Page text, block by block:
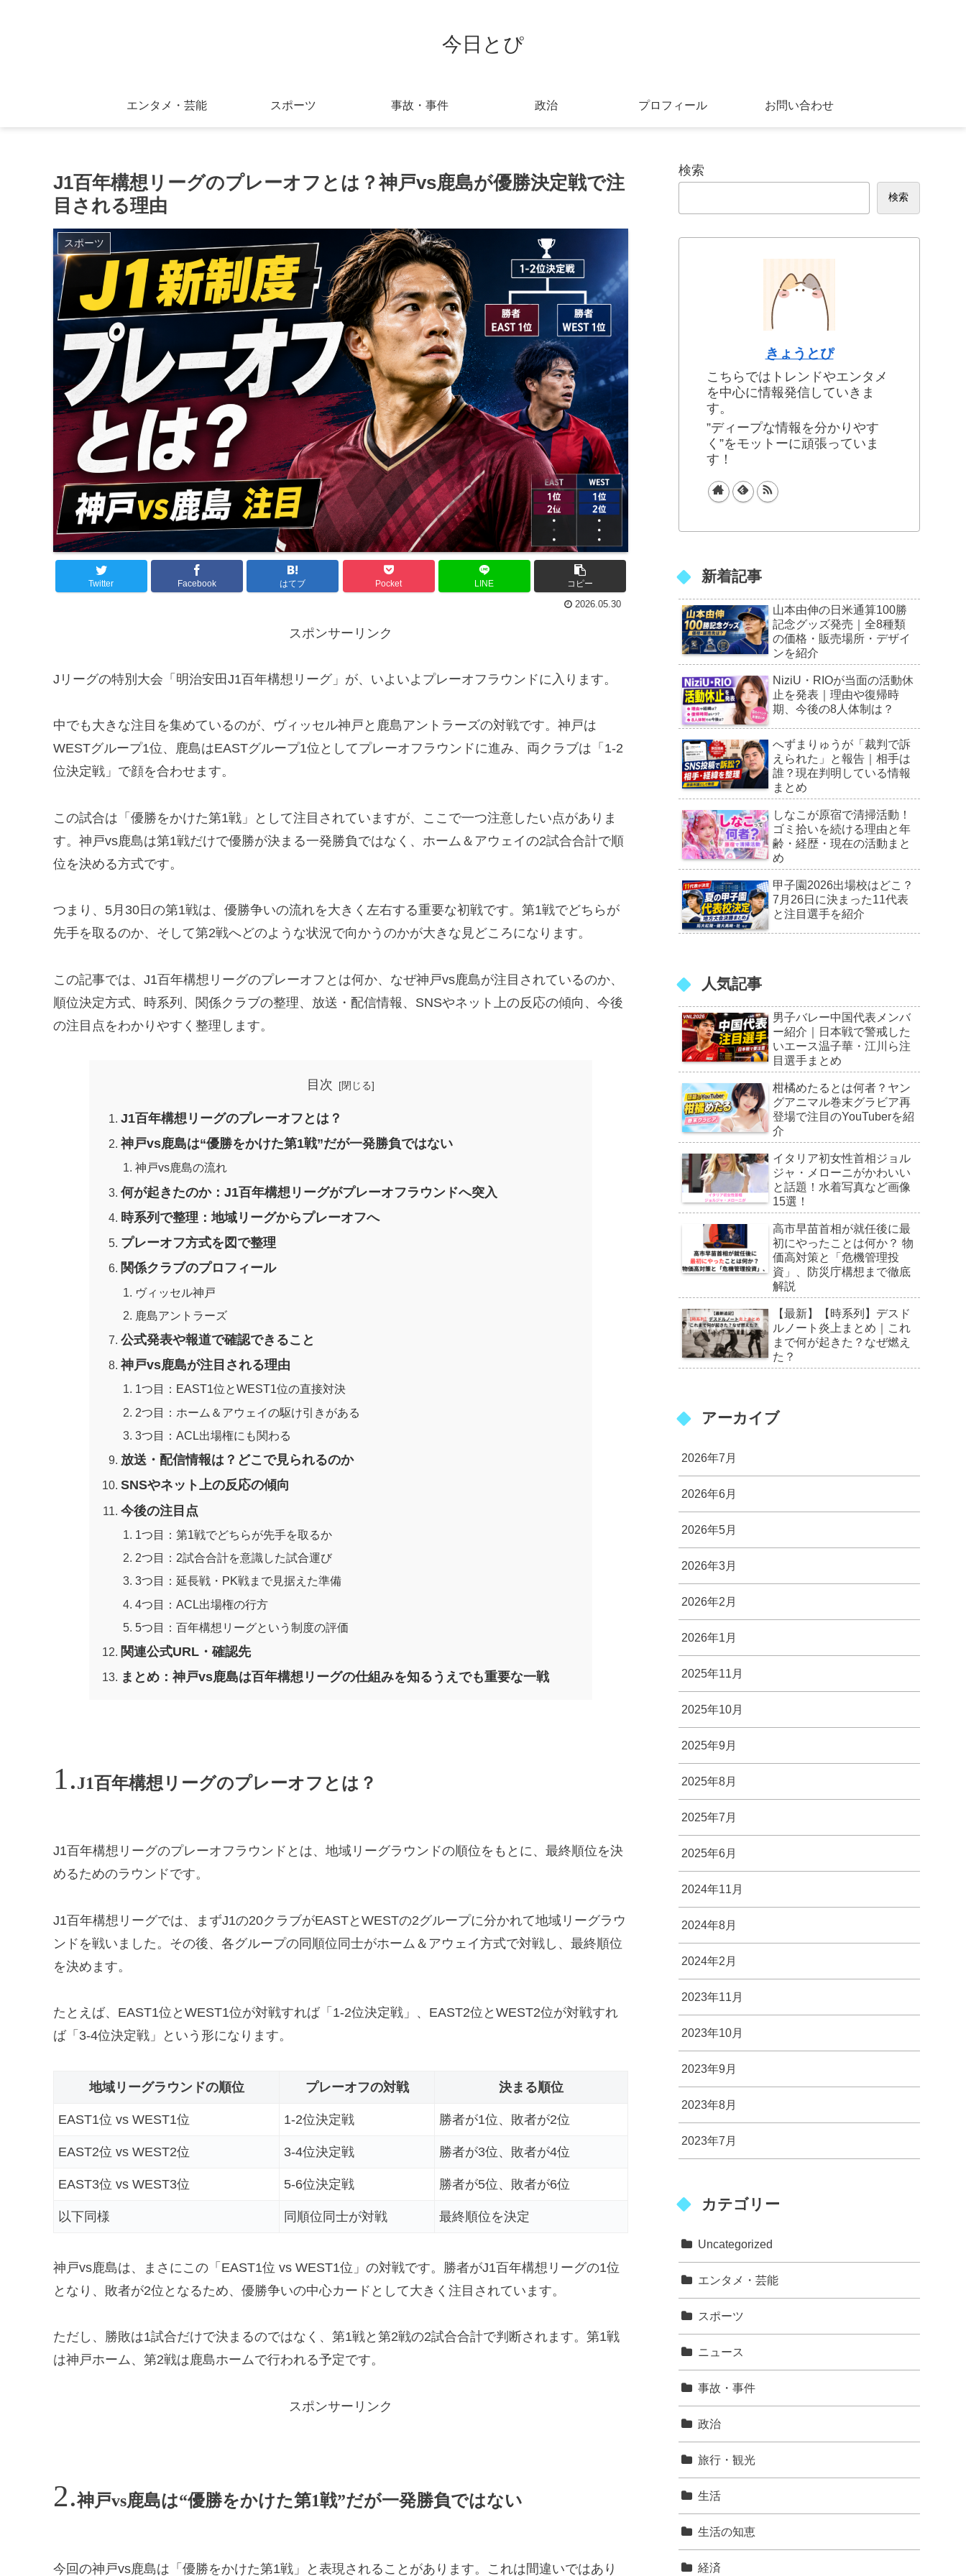
今日とぴ
エンタメ・芸能 スポーツ 事故・事件 政治 プロフィール お問い合わせ
J1百年構想リーグのプレーオフとは？神戸vs鹿島が優勝決定戦で注
目される理由
スポーツ
Twitter Facebook はてブ Pocket LINE コピー
2026.05.30
スポンサーリンク
Jリーグの特別大会「明治安田J1百年構想リーグ」が、いよいよプレーオフラウンドに入ります。
中でも大きな注目を集めているのが、ヴィッセル神戸と鹿島アントラーズの対戦です。神戸は
WESTグループ1位、鹿島はEASTグループ1位としてプレーオフラウンドに進み、両クラブは「1-2
位決定戦」で顔を合わせます。
この試合は「優勝をかけた第1戦」として注目されていますが、ここで一つ注意したい点がありま
す。神戸vs鹿島は第1戦だけで優勝が決まる一発勝負ではなく、ホーム＆アウェイの2試合合計で順
位を決める方式です。
つまり、5月30日の第1戦は、優勝争いの流れを大きく左右する重要な初戦です。第1戦でどちらが
先手を取るのか、そして第2戦へどのような状況で向かうのかが大きな見どころになります。
この記事では、J1百年構想リーグのプレーオフとは何か、なぜ神戸vs鹿島が注目されているのか、
順位決定方式、時系列、関係クラブの整理、放送・配信情報、SNSやネット上の反応の傾向、今後
の注目点をわかりやすく整理します。
目次
J1百年構想リーグのプレーオフとは？
神戸vs鹿島は“優勝をかけた第1戦”だが一発勝負ではない
神戸vs鹿島の流れ
何が起きたのか：J1百年構想リーグがプレーオフラウンドへ突入
時系列で整理：地域リーグからプレーオフへ
プレーオフ方式を図で整理
関係クラブのプロフィール
ヴィッセル神戸
鹿島アントラーズ
公式発表や報道で確認できること
神戸vs鹿島が注目される理由
1つ目：EAST1位とWEST1位の直接対決
2つ目：ホーム＆アウェイの駆け引きがある
3つ目：ACL出場権にも関わる
放送・配信情報は？どこで見られるのか
SNSやネット上の反応の傾向
今後の注目点
1つ目：第1戦でどちらが先手を取るか
2つ目：2試合合計を意識した試合運び
3つ目：延長戦・PK戦まで見据えた準備
4つ目：ACL出場権の行方
5つ目：百年構想リーグという制度の評価
関連公式URL・確認先
まとめ：神戸vs鹿島は百年構想リーグの仕組みを知るうえでも重要な一戦
J1百年構想リーグのプレーオフとは？
J1百年構想リーグのプレーオフラウンドとは、地域リーグラウンドの順位をもとに、最終順位を決
めるためのラウンドです。
J1百年構想リーグでは、まずJ1の20クラブがEASTとWESTの2グループに分かれて地域リーグラウ
ンドを戦いました。その後、各グループの同順位同士がホーム＆アウェイ方式で対戦し、最終順位
を決めます。
たとえば、EAST1位とWEST1位が対戦すれば「1-2位決定戦」、EAST2位とWEST2位が対戦すれ
ば「3-4位決定戦」という形になります。
地域リーグラウンドの順位 プレーオフの対戦 決まる順位
EAST1位 vs WEST1位 1-2位決定戦 勝者が1位、敗者が2位
EAST2位 vs WEST2位 3-4位決定戦 勝者が3位、敗者が4位
EAST3位 vs WEST3位 5-6位決定戦 勝者が5位、敗者が6位
以下同様 同順位同士が対戦 最終順位を決定
神戸vs鹿島は、まさにこの「EAST1位 vs WEST1位」の対戦です。勝者がJ1百年構想リーグの1位
となり、敗者が2位となるため、優勝争いの中心カードとして大きく注目されています。
ただし、勝敗は1試合だけで決まるのではなく、第1戦と第2戦の2試合合計で判断されます。第1戦
は神戸ホーム、第2戦は鹿島ホームで行われる予定です。
スポンサーリンク
神戸vs鹿島は“優勝をかけた第1戦”だが一発勝負ではない
今回の神戸vs鹿島は「優勝をかけた第1戦」と表現されることがあります。これは間違いではあり
検索
検索
きょうとぴ
こちらではトレンドやエンタメ
を中心に情報発信していきま
す。
”ディープな情報を分かりやす
く”をモットーに頑張っていま
す！
新着記事
山本由伸の日米通算100勝
記念グッズ発売｜全8種類
の価格・販売場所・デザイ
ンを紹介
NiziU・RIOが当面の活動休
止を発表｜理由や復帰時
期、今後の8人体制は？
へずまりゅうが「裁判で訴
えられた」と報告｜相手は
誰？現在判明している情報
まとめ
しなこが原宿で清掃活動！
ゴミ拾いを続ける理由と年
齢・経歴・現在の活動まと
め
甲子園2026出場校はどこ？
7月26日に決まった11代表
と注目選手を紹介
人気記事
男子バレー中国代表メンバ
ー紹介｜日本戦で警戒した
いエース温子華・江川ら注
目選手まとめ
柑橘めたるとは何者？ヤン
グアニマル巻末グラビア再
登場で注目のYouTuberを紹
介
イタリア初女性首相ジョル
ジャ・メローニがかわいい
と話題！水着写真など画像
15選！
高市早苗首相が就任後に最
初にやったことは何か？ 物
価高対策と「危機管理投
資」、防災庁構想まで徹底
解説
【最新】【時系列】デスド
ルノート炎上まとめ｜これ
まで何が起きた？なぜ燃え
た？
アーカイブ
2026年7月
2026年6月
2026年5月
2026年3月
2026年2月
2026年1月
2025年11月
2025年10月
2025年9月
2025年8月
2025年7月
2025年6月
2024年11月
2024年8月
2024年2月
2023年11月
2023年10月
2023年9月
2023年8月
2023年7月
カテゴリー
Uncategorized
エンタメ・芸能
スポーツ
ニュース
事故・事件
政治
旅行・観光
生活
生活の知恵
経済